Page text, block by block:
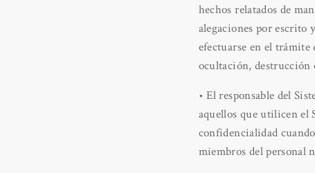
hechos relatados de
alegaciones por escrito
efectuarse en el
ocultación, destrucción
• El responsable del
aquellos que utilicen el
confidencialidad
miembros del personal